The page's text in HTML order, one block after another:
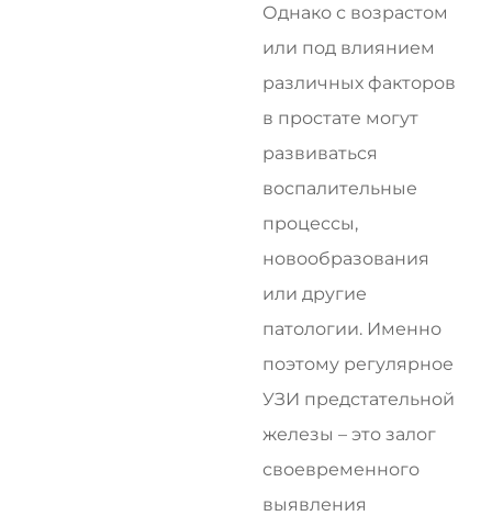
Однако с возрастом
или под влиянием
различных факторов
в простате могут
развиваться
воспалительные
процессы,
новообразования
или другие
патологии. Именно
поэтому регулярное
УЗИ предстательной
железы – это залог
своевременного
выявления